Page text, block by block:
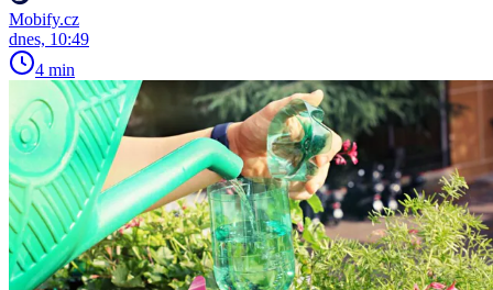
Mobify.cz
dnes, 10:49
4 min